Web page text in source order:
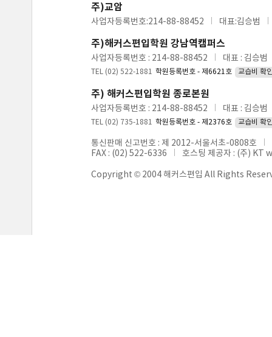
주)교암
사업자등록번호:214-88-88452 대표:김승범
주)해커스편입학원 강남역캠퍼스
사업자등록번호 : 214-88-88452 대표 : 김승범
TEL (02) 522-1881 학원등록번호 - 제6621호 교습비 확
주) 해커스편입학원 종로본원
사업자등록번호 : 214-88-88452 대표 : 김승범
TEL (02) 735-1881 학원등록번호 - 제2376호 교습비 확
통신판매 신고번호 : 제 2012-서울서초-0808호
FAX : (02) 522-6336
호스팅 제공자 : (주)
Copyright © 2004 해커스편입 All Rights